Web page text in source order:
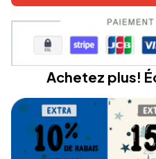
Achetez plus!